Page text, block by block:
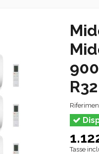
Tasse